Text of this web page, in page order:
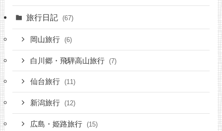
旅行日記 (67)
岡山旅行 (6)
白川郷・飛騨高山旅行 (7)
仙台旅行 (11)
新潟旅行 (12)
広島・姫路旅行 (15)